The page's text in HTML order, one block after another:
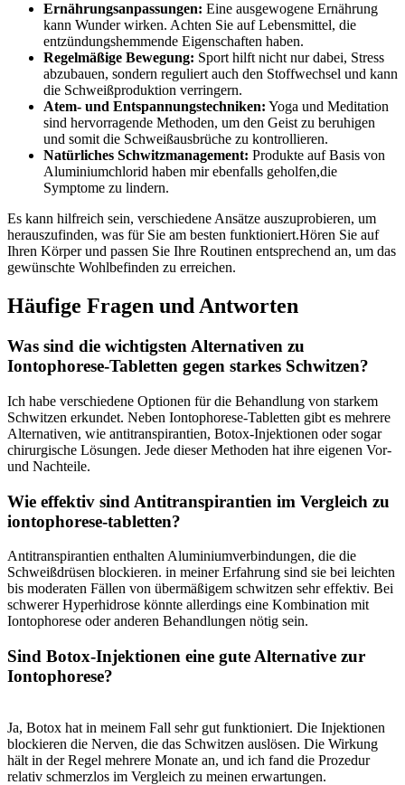
Ernährungsanpassungen: Eine ausgewogene Ernährung
kann ‍Wunder wirken. Achten ⁤Sie ‌auf Lebensmittel, die
entzündungshemmende Eigenschaften haben.
Regelmäßige Bewegung: Sport hilft nicht nur dabei, Stress
abzubauen, sondern reguliert auch den Stoffwechsel und kann
die Schweißproduktion verringern.
Atem- und Entspannungstechniken: Yoga⁢ und‌ Meditation
sind hervorragende Methoden, um ‌den⁤ Geist zu beruhigen
und somit die Schweißausbrüche ⁢zu ​kontrollieren.
Natürliches‌ Schwitzmanagement: Produkte auf Basis von
Aluminiumchlorid haben⁤ mir ebenfalls geholfen,die
Symptome zu lindern.
Es kann​ hilfreich sein, ⁤verschiedene Ansätze auszuprobieren, um
herauszufinden, was für Sie am besten funktioniert.Hören ⁣Sie auf
Ihren Körper und passen Sie ⁤Ihre Routinen entsprechend‍ an, um das
gewünschte Wohlbefinden⁤ zu‍ erreichen.
Häufige Fragen und Antworten
Was sind die wichtigsten Alternativen zu
⁤Iontophorese-Tabletten gegen starkes⁣ Schwitzen?
Ich habe verschiedene ‌Optionen ⁣für die Behandlung​ von starkem
⁤Schwitzen erkundet. Neben ‍Iontophorese-Tabletten‌ gibt es mehrere
Alternativen, wie‍ antitranspirantien, Botox-Injektionen oder sogar
chirurgische ⁣Lösungen. Jede dieser‍ Methoden hat ihre ‍eigenen Vor-⁤
und Nachteile.
Wie effektiv sind Antitranspirantien im Vergleich zu
iontophorese-tabletten?
Antitranspirantien enthalten Aluminiumverbindungen, die die
Schweißdrüsen blockieren. in meiner Erfahrung sind sie bei leichten
bis moderaten Fällen‍ von übermäßigem schwitzen sehr effektiv. ⁣Bei
schwerer⁣ Hyperhidrose könnte allerdings eine Kombination mit
Iontophorese oder⁤ anderen Behandlungen nötig ​sein.
Sind Botox-Injektionen ​eine gute Alternative‌ zur
Iontophorese?
Ja, Botox ⁤hat​ in meinem Fall sehr⁤ gut funktioniert. ⁤Die Injektionen
blockieren die Nerven, die ⁤das Schwitzen auslösen. Die Wirkung
hält in der​ Regel mehrere Monate⁢ an, und ich fand‍ die⁤ Prozedur
‌relativ ‌schmerzlos im Vergleich zu meinen erwartungen.